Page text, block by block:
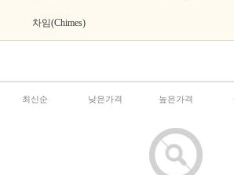
차임(Chimes)
최신순 낮은가격 높은가격